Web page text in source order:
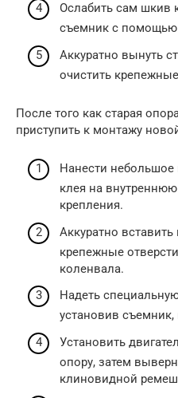
Ослабить сам шкив
съемник с помощью
Аккуратно вынуть
очистить
После того как старая
приступить к монтажу
Нанести небольшое
клея на
крепления.
Аккуратно
крепежные
коленвала.
Надеть
установив съемник,
Установить
опору, затем
клиновидной